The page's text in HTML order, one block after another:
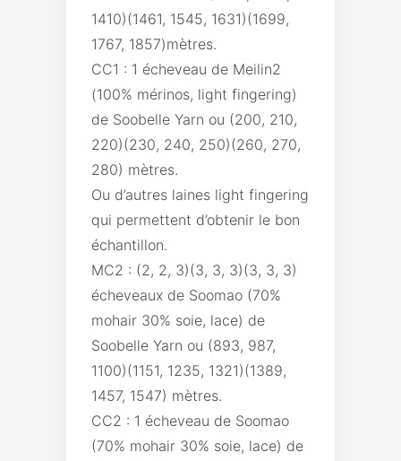
1410)(1461, 1545, 1631)(1699,
1767, 1857)mètres.
CC1 : 1 écheveau de Meilin2
(100% mérinos, light fingering)
de Soobelle Yarn ou (200, 210,
220)(230, 240, 250)(260, 270,
280) mètres.
Ou d’autres laines light fingering
qui permettent d’obtenir le bon
échantillon.
MC2 : (2, 2, 3)(3, 3, 3)(3, 3, 3)
écheveaux de Soomao (70%
mohair 30% soie, lace) de
Soobelle Yarn ou (893, 987,
1100)(1151, 1235, 1321)(1389,
1457, 1547) mètres.
CC2 : 1 écheveau de Soomao
(70% mohair 30% soie, lace) de